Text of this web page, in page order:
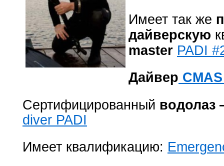
Имеет так же
дайверскую
master PADI
Дайвер
Сертифицированный водолаз
diver PADI
Имеет квалификацию: